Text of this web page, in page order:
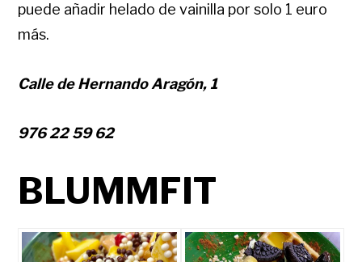
puede añadir helado de vainilla por solo 1 euro
más.
Calle de Hernando Aragón, 1
976 22 59 62
BLUMMFIT